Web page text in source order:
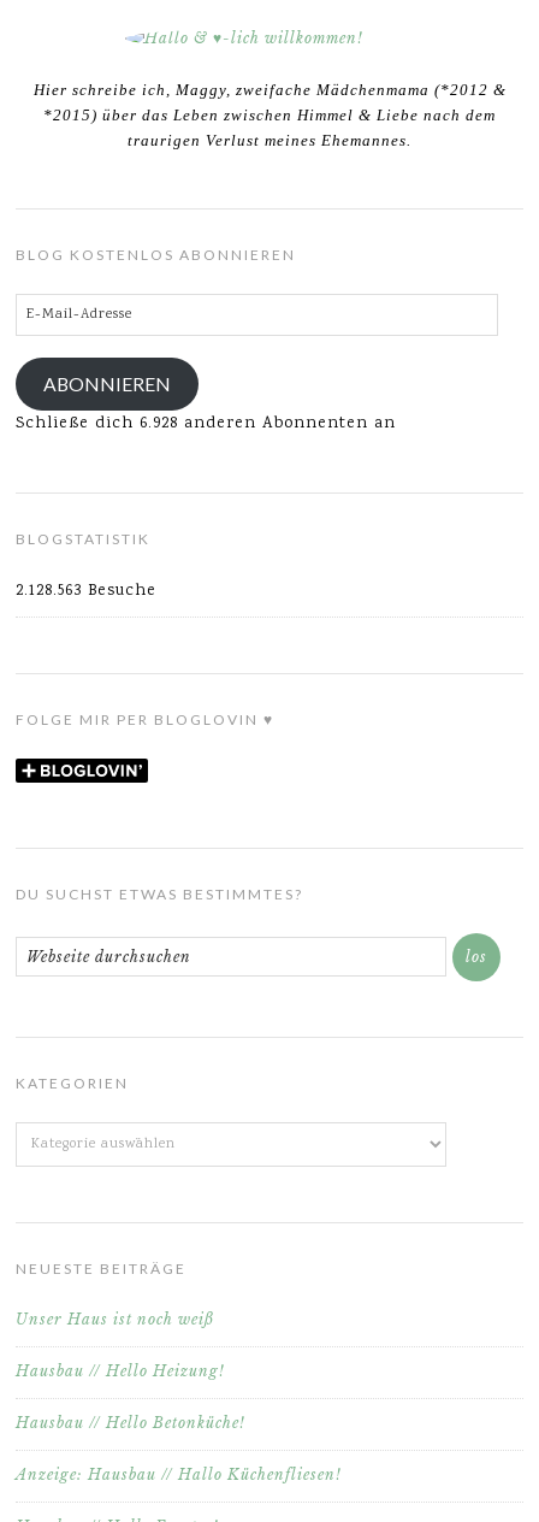
Hier schreibe ich, Maggy, zweifache Mädchenmama (*2012 &
*2015) über das Leben zwischen Himmel & Liebe nach dem
traurigen Verlust meines Ehemannes.
BLOG KOSTENLOS ABONNIEREN
E-
Mail-
Adresse
ABONNIEREN
Schließe dich 6.928 anderen Abonnenten an
BLOGSTATISTIK
2.128.563 Besuche
FOLGE MIR PER BLOGLOVIN ♥
DU SUCHST ETWAS BESTIMMTES?
KATEGORIEN
Kategorien
NEUESTE BEITRÄGE
Unser Haus ist noch weiß
Hausbau // Hello Heizung!
Hausbau // Hello Betonküche!
Anzeige: Hausbau // Hallo Küchenfliesen!